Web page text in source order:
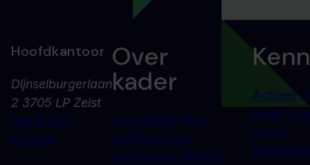
Hoofdkantoor
Dijnselburgerlaan
2 3705 LP Zeist
Bekijk alle
locaties
Over
kader
Over kader Onze
certificeringen
Kennisbank Werken
Actueel
kader
Cases